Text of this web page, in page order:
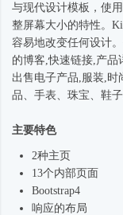
与现代设计模板，使
整屏幕大小的特性。
容易地改变任何设计
的博客,快速链接,产品
出售电子产品,服装, 时
品、手表、珠宝、鞋
主要特色
2种主页
13个内部页面
Bootstrap4
响应的布局